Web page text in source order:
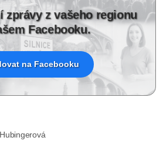
zprávy z vašeho regionu
Facebooku.
na Facebooku